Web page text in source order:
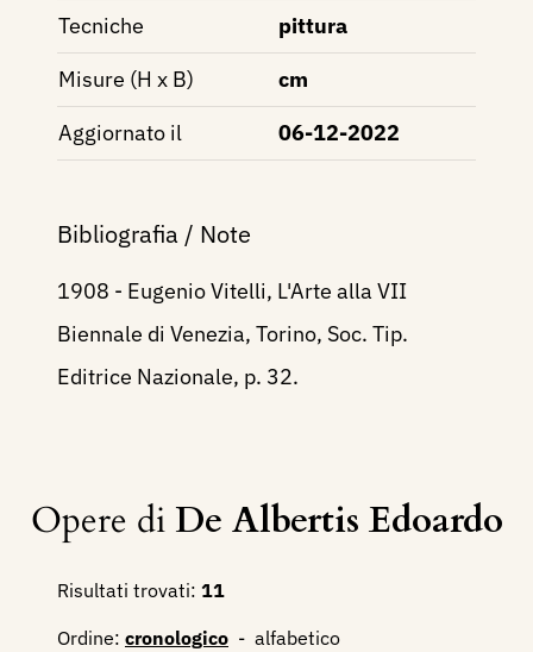
Tecniche
pittura
Misure (H x B)
cm
Aggiornato il
06-12-2022
Bibliografia / Note
1908 - Eugenio Vitelli, L'Arte alla VII
Biennale di Venezia, Torino, Soc. Tip.
Editrice Nazionale, p. 32.
Opere diDe Albertis Edoardo
Risultati trovati: 11
Ordine: cronologico - alfabetico